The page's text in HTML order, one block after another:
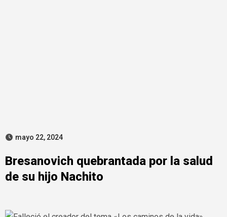
mayo 22, 2024
Bresanovich quebrantada por la salud
de su hijo Nachito